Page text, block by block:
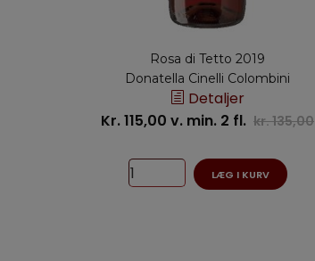
Rosa di Tetto 2019
Donatella Cinelli Colombini
Detaljer
Kr. 115,00 v. min. 2 fl. kr. 135,00
LÆG I KURV